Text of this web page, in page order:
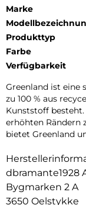
Marke
Produkttyp
Farbe
Verfügbarkeit
Greenland ist eine
zu 100 % aus
Kunststoff
erhöhten Rändern
bietet Greenland
dbramante1928
Bygmarken 2 A
3650 Oelstykke